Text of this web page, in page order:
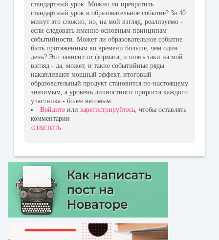
стандартный урок. Можно ли превратить
стандартный урок в образовательное событие? За 40
минут это сложно, но, на мой взгляд, реализуемо -
если следовать именно основным принципам
событийности. Может ли образовательное событие
быть протяжённым во времени больше, чем один
день? Это зависит от формата, и опять таки на мой
взгляд - да, может, и такие событийные ряды
накапливают мощный эффект, итоговый
образовательный продукт становится по-настоящему
значимым, а уровень личностного прироста каждого
участника - более весомым.
Войдите или зарегистрируйтесь, чтобы оставлять
комментарии
ОТВЕТИТЬ